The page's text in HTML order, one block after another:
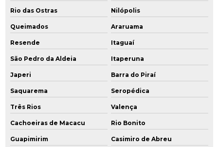
Gerenciamento ambiental de áreas contaminadas
Gerenciamento de áreas contaminadas
Gerenciamento de resíduos industriais
Gestão de áreas contaminadas
Gestão de efluentes e resíduos industriais
Gestão de resíduos industriais
Identificação de áreas degradadas
Rio das Ostras Nilópolis
Queimados Araruama
Resende Itaguaí
São Pedro da Aldeia Itaperuna
Japeri Barra do Piraí
Saquarema Seropédica
Três Rios Valença
Cachoeiras de Macacu Rio Bonito
Guapimirim Casimiro de Abreu